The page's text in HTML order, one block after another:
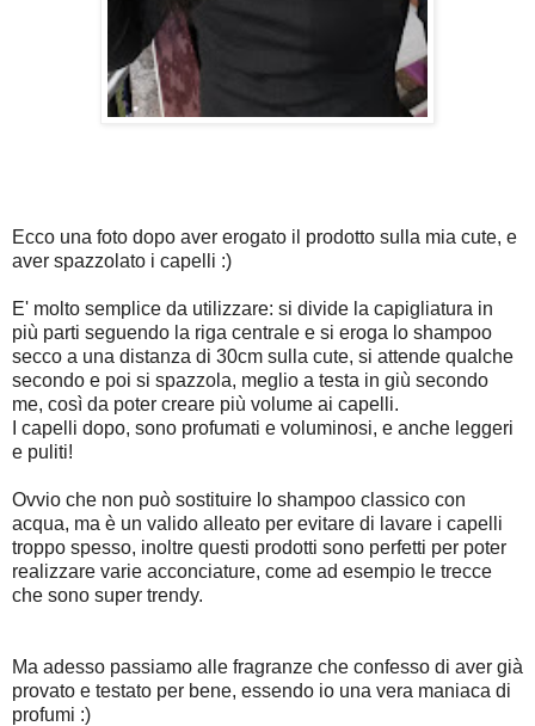
Ecco una foto dopo aver erogato il prodotto sulla mia cute, e
aver spazzolato i capelli :)
E' molto semplice da utilizzare: si divide la capigliatura in
più parti seguendo la riga centrale e si eroga lo shampoo
secco a una distanza di 30cm sulla cute, si attende qualche
secondo e poi si spazzola, meglio a testa in giù secondo
me, così da poter creare più volume ai capelli.
I capelli dopo, sono profumati e voluminosi, e anche leggeri
e puliti!
Ovvio che non può sostituire lo shampoo classico con
acqua, ma è un valido alleato per evitare di lavare i capelli
troppo spesso, inoltre questi prodotti sono perfetti per poter
realizzare varie acconciature, come ad esempio le trecce
che sono super trendy.
Ma adesso passiamo alle fragranze che confesso di aver già
provato e testato per bene, essendo io una vera maniaca di
profumi :)